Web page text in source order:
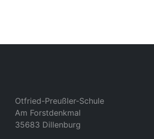
Otfried-Preußler-Schule
Am Forstdenkmal
35683 Dillenburg